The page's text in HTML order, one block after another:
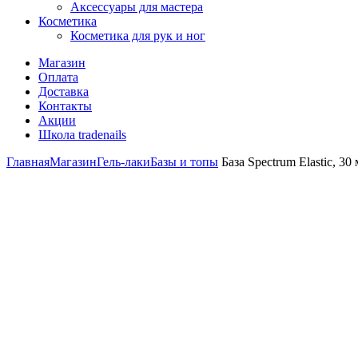
Аксессуары для мастера
Косметика
Косметика для рук и ног
Магазин
Оплата
Доставка
Контакты
Акции
Школа tradenails
ГлавнаяМагазинГель-лакиБазы и топы База Spectrum Elastic, 30